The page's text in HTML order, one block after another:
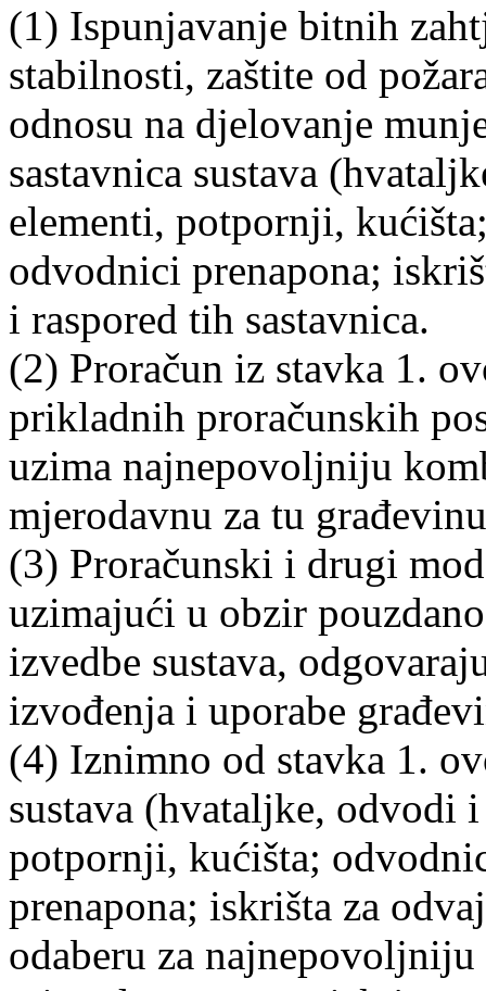
(1) Ispunjavanje bitnih
stabilnosti, zaštite od
odnosu na djelovanje
sastavnica sustava
elementi, potpornji,
odvodnici prenapona;
i raspored tih sastavnica.
(2) Proračun iz stavka 1.
prikladnih proračunskih
uzima najnepovoljniju
mjerodavnu za tu
(3) Proračunski i drugi
uzimajući u obzir
izvedbe sustava,
izvođenja i uporabe
(4) Iznimno od stavka 1.
sustava (hvataljke, odvodi
potpornji, kućišta;
prenapona; iskrišta za
odaberu za